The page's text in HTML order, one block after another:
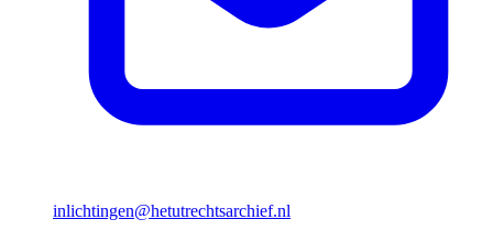
inlichtingen@hetutrechtsarchief.nl